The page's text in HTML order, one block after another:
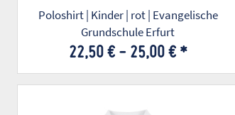
Poloshirt | Kinder | rot | Evangelische
Grundschule Erfurt
22,50 € - 25,00 € *